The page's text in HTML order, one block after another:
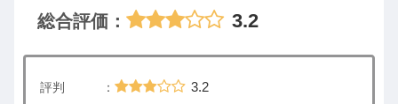
総合評価： 3.2
評判 ： 3.2